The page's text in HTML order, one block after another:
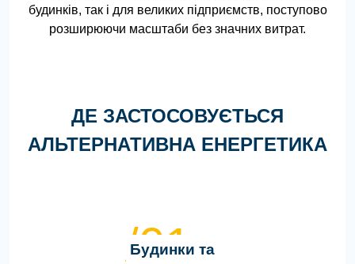
ДЕ ЗАСТОСОВУЄТЬСЯ
АЛЬТЕРНАТИВНА ЕНЕРГЕТИКА
/01
Будинки та
будинків, так і для великих підприємств, поступово
розширюючи масштаби без значних витрат.